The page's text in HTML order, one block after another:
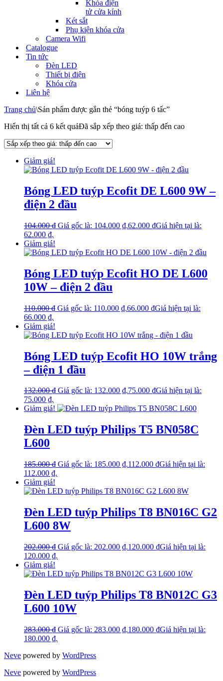
Khóa điện
tử cửa kính
Két sắt
Phụ kiện khóa cửa
Camera Wifi
Catalogue
Tin tức
Đèn LED
Thiết bị điện
Khóa cửa
Liên hệ
Trang chủ\Sản phẩm được gắn thẻ “bóng tuýp 6 tấc”
Hiển thị tất cả 6 kết quảĐã sắp xếp theo giá: thấp đến cao
Giảm giá!
Bóng LED tuýp Ecofit DE L600 9W –
điện 2 đầu
104.000₫ Giá gốc là: 104.000 ₫.62.000 ₫Giá hiện tại là:
62.000 ₫.
Giảm giá!
Bóng LED tuýp Ecofit HO DE L600
10W – điện 2 đầu
110.000₫ Giá gốc là: 110.000 ₫.66.000 ₫Giá hiện tại là:
66.000 ₫.
Giảm giá!
Bóng LED tuýp Ecofit HO 10W trắng
– điện 1 đầu
132.000₫ Giá gốc là: 132.000 ₫.75.000 ₫Giá hiện tại là:
75.000 ₫.
Giảm giá!
Đèn LED tuýp Philips T5 BN058C
L600
185.000₫ Giá gốc là: 185.000 ₫.112.000 ₫Giá hiện tại là:
112.000 ₫.
Giảm giá!
Đèn LED tuýp Philips T8 BN016C G2
L600 8W
202.000₫ Giá gốc là: 202.000 ₫.120.000 ₫Giá hiện tại là:
120.000 ₫.
Giảm giá!
Đèn LED tuýp Philips T8 BN012C G3
L600 10W
283.000₫ Giá gốc là: 283.000 ₫.180.000 ₫Giá hiện tại là:
180.000 ₫.
Neve powered by WordPress
Neve powered by WordPress